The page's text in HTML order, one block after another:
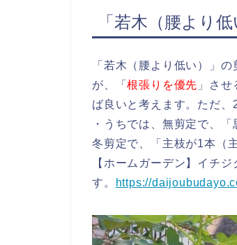
「若木（腰より
「若木（腰より低い）」
が、「根張りを優先 」さ
ば良いと考えます。ただ、
・うちでは、無剪定で、
冬剪定で、「主枝が1本（
【ホームガーデン】イチジ
す。
https://